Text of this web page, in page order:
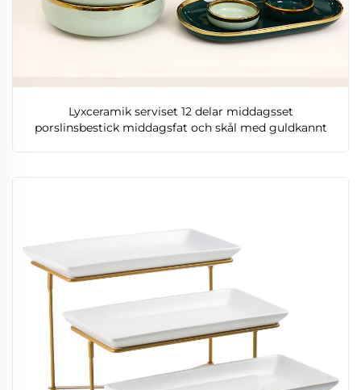
Lyxceramik serviset 12 delar middagsset
porslinsbestick middagsfat och skål med guldkannt